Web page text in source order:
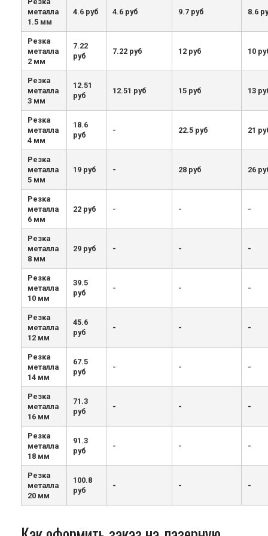
металла
1.5 мм
4.6 руб 4.6 руб 9.7 руб 8.6
Резка
металла
2 мм
7.22
руб
7.22 руб 12 руб 10
Резка
металла
3 мм
12.51
руб
12.51 руб 15 руб 13
Резка
металла
4 мм
18.6
руб
- 22.5 руб 21
Резка
металла
5 мм
19 руб - 28 руб 26
Резка
металла
6 мм
22 руб - - -
Резка
металла
8 мм
29 руб - - -
Резка
металла
10 мм
39.5
руб
- - -
Резка
металла
12 мм
45.6
руб
- - -
Резка
металла
14 мм
67.5
руб
- - -
Резка
металла
16 мм
71.3
руб
- - -
Резка
металла
18 мм
91.3
руб
- - -
Резка
металла
20 мм
100.8
руб
- - -